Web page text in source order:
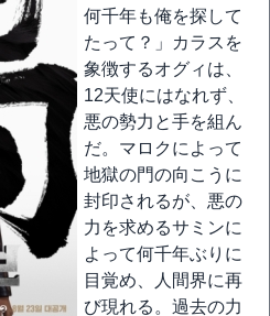
何千年も俺を探して
たって？」カラスを
象徴するオグィは、
12天使にはなれず、
悪の勢力と手を組ん
だ。マロクによって
地獄の門の向こうに
封印されるが、悪の
力を求めるサミンに
よって何千年ぶりに
目覚め、人間界に再
び現れる。過去の力